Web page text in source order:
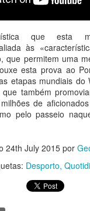
que esta
às
que permitem uma
esta prova ao
etapas mundiais do
também
de
pelo passeio
24th July 2015por
Desporto